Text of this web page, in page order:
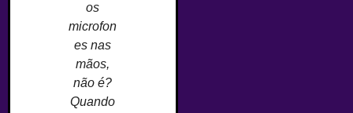
os
microfon
es nas
mãos,
não é?
Quando